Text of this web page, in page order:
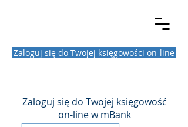
Zaloguj się do Twojej księgowości on-line
Zaloguj się do Twojej księgowość
on-line w mBank